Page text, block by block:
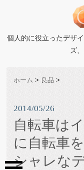
個人的に役立ったデザ
ズ
ホーム > 良品 >
2014/05/26
自転車は
に自転車
シャレな